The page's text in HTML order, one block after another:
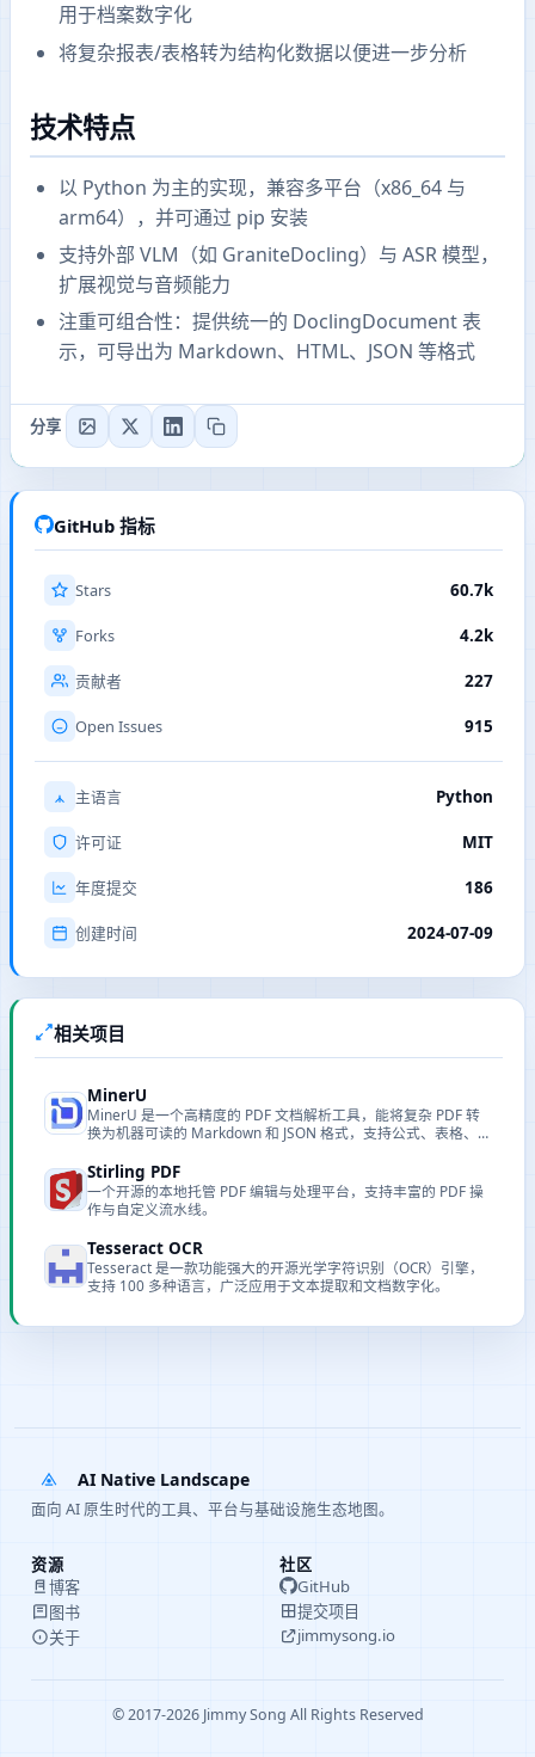
用于档案数字化
将复杂报表/表格转为结构化数据以便进一步分析
技术特点
以 Python 为主的实现，兼容多平台（x86_64 与
arm64），并可通过 pip 安装
支持外部 VLM（如 GraniteDocling）与 ASR 模型，
扩展视觉与音频能力
注重可组合性：提供统一的 DoclingDocument 表
示，可导出为 Markdown、HTML、JSON 等格式
分享
GitHub 指标
Stars 60.7k
Forks 4.2k
贡献者 227
Open Issues 915
主语言 Python
许可证 MIT
年度提交 186
创建时间 2024-07-09
相关项目
MinerU
MinerU 是一个高精度的 PDF 文档解析工具，能将复杂 PDF 转
换为机器可读的 Markdown 和 JSON 格式，支持公式、表格、图
Stirling PDF
一个开源的本地托管 PDF 编辑与处理平台，支持丰富的 PDF 操
作与自定义流水线。
Tesseract OCR
Tesseract 是一款功能强大的开源光学字符识别（OCR）引擎，
支持 100 多种语言，广泛应用于文本提取和文档数字化。
AI Native Landscape
面向 AI 原生时代的工具、平台与基础设施生态地图。
资源
博客
图书
关于
社区
GitHub
提交项目
jimmysong.io
© 2017-2026 Jimmy Song All Rights Reserved